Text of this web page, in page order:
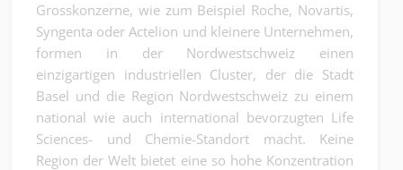
Grosskonzerne, wie zum Beispiel Roche, Novartis,
Syngenta oder Actelion und kleinere Unternehmen,
formen in der Nordwestschweiz einen
einzigartigen industriellen Cluster, der die Stadt
Basel und die Region Nordwestschweiz zu einem
national wie auch international bevorzugten Life
Sciences- und Chemie-Standort macht. Keine
Region der Welt bietet eine so hohe Konzentration